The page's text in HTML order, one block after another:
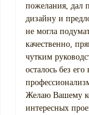
пожелания, дал
дизайну и
не могла
качественно,
чутким
осталось без
Желаю Вашему
интересных